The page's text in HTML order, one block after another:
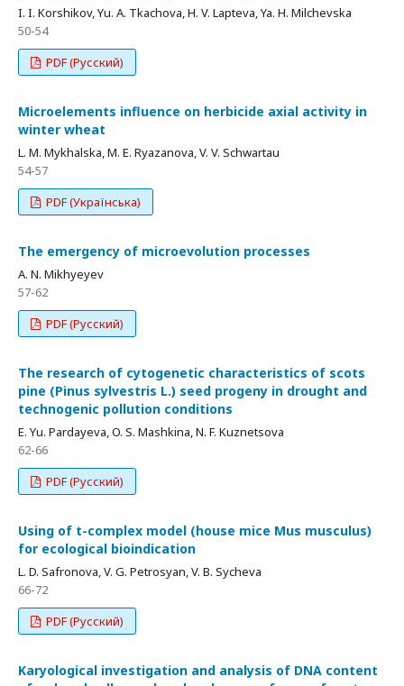
I. I. Korshikov, Yu. A. Tkachova, H. V. Lapteva, Ya. H. Milchevska
50-54
PDF (Русский)
Microelements influence on herbicide axial activity in
winter wheat
L. M. Mykhalska, M. E. Ryazanova, V. V. Schwartau
54-57
PDF (Українська)
The emergency of microevolution processes
A. N. Mikhyeyev
57-62
PDF (Русский)
The research of cytogenetic characteristics of scots
pine (Pinus sylvestris L.) seed progeny in drought and
technogenic pollution conditions
E. Yu. Pardayeva, O. S. Mashkina, N. F. Kuznetsova
62-66
PDF (Русский)
Using of t-complex model (house mice Mus musculus)
for ecological bioindication
L. D. Safronova, V. G. Petrosyan, V. B. Sycheva
66-72
PDF (Русский)
Karyological investigation and analysis of DNA content